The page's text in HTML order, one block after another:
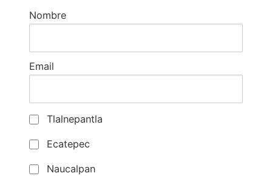
Nombre
Email
Tlalnepantla
Ecatepec
Naucalpan